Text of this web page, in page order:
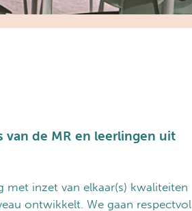
van de MR en leerlingen uit
inzet van elkaar(s) kwaliteiten
ontwikkelt. We gaan respectvol